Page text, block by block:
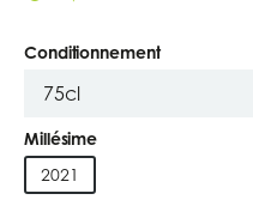
Conditionnement
Millésime
2021